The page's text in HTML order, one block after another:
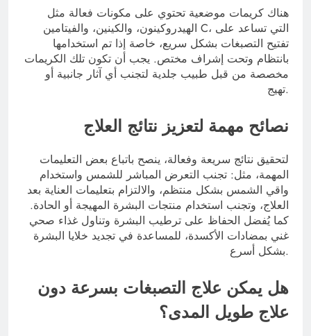
هناك كريمات موضعية تحتوي على مكونات فعالة مثل
الهيدروكينون، والكينين، والفيتامين C، التي تساعد على
تفتيح التصبغات بشكل سريع، خاصة إذا تم استخدامها
بانتظام وتحت إشراف مختص. يجب أن تكون تلك الكريمات
مخصصة من قبل طبيب جلدية لتجنب أي آثار جانبية أو
تهيج.
نصائح مهمة لتعزيز نتائج العلاج
لتحقيق نتائج سريعة وفعالة، ينصح باتباع بعض التعليمات
المهمة، مثل: تجنب التعرض المباشر للشمس واستخدام
واقي الشمس بشكل منتظم، والالتزام بتعليمات العناية بعد
العلاج، وتجنب استخدام منتجات البشرة المهيجة أو الحادة.
كما يُفضل الحفاظ على ترطيب البشرة وتناول غذاء صحي
غني بمضادات الأكسدة، للمساعدة في تجديد خلايا البشرة
بشكل أسرع.
هل يمكن علاج التصبغات بسرعة دون
علاج طويل المدى؟